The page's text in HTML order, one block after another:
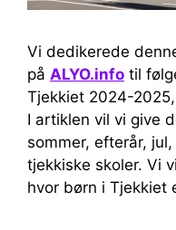
Vi dedikerede
på ALYO.info til
Tjekkiet 2024-
I artiklen vil vi give
sommer, efterår,
tjekkiske skoler. Vi
hvor børn i Tjekkiet